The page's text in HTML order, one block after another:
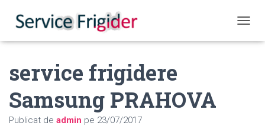
service frigidere
Samsung PRAHOVA
Publicat de admin pe 23/07/2017